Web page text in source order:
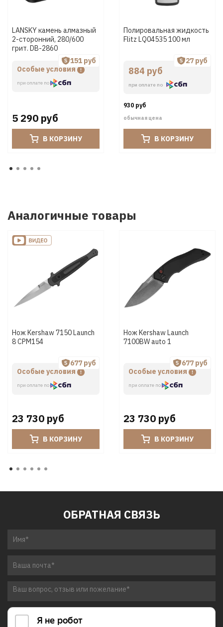
LANSKY камень алмазный
2-сторонний, 280/600
грит. DB-2860
Особые условия
при оплате по
151 руб
5 290 руб
В КОРЗИНУ
Полировальная жидкость
Flitz LQ04535 100 мл
884 руб
при оплате по
27 руб
930 руб
обычная цена
В КОРЗИНУ
Аналогичные товары
Нож Kershaw 7150 Launch
8 CPM154
Особые условия
при оплате по
677 руб
23 730 руб
В КОРЗИНУ
Нож Kershaw Launch
7100BW auto 1
Особые условия
при оплате по
677 руб
23 730 руб
В КОРЗИНУ
ОБРАТНАЯ СВЯЗЬ